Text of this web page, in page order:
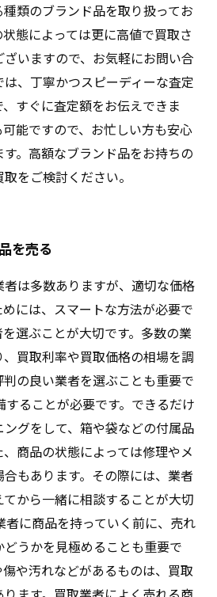
類のブランド品を取り扱ってお
態によっては更に高値で買取さ
いますので、お気軽にお問い合
、丁寧かつスピーディーな査定
すぐに査定額をお伝えできま
能ですので、お忙しい方も安心
。高額なブランド品をお持ちの
をご検討ください。
を売る
は多数ありますが、適切な価格
には、スマートな方法が必要で
選ぶことが大切です。多数の業
買取利率や買取価格の相場を調
の良い業者を選ぶことも重要で
することが必要です。できるだけ
グをして、箱や袋などの付属品
商品の状態によっては修理やメ
もあります。その際には、業者
から一緒に相談することが大切
者に商品を持っていく前に、売れ
うかを見極めることも重要で
や汚れなどがあるものは、買取